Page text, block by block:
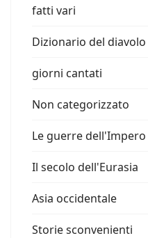
fatti vari
Dizionario del diavolo
giorni cantati
Non categorizzato
Le guerre
Il secolo dell'Eurasia
Asia occidentale
Storie sconvenienti